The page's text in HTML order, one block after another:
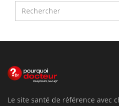
Le site santé de référence avec